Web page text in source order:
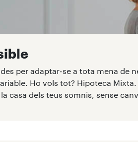
per adaptar-se a tota mena de
Ho vols tot? Hipoteca
casa dels teus somnis, sense